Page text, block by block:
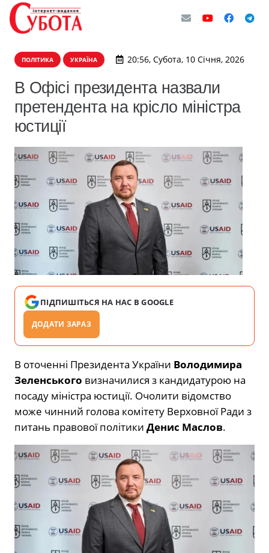
ПОЛІТИКА УКРАЇНА 20:56, Субота, 10 Січня, 2026
В Офісі президента назвали
претендента на крісло міністра
юстиції
ПІДПИШІТЬСЯ НА НАС В GOOGLE
ДОДАТИ ЗАРАЗ
В оточенні Президента України Володимира
Зеленського визначилися з кандидатурою на
посаду міністра юстиції. Очолити відомство
може чинний голова комітету Верховної Ради з
питань правової політики Денис Маслов.